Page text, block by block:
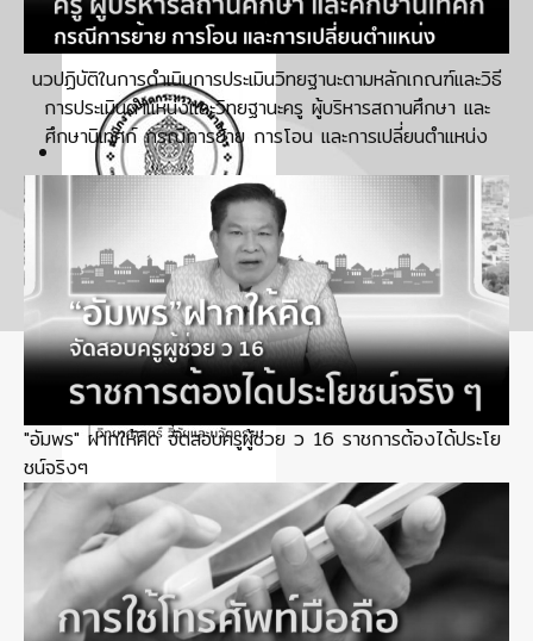
นวปฏิบัติในการดําเนินการประเมินวิทยฐานะตามหลักเกณฑ์และวิธี
การประเมินตําแหน่งและวิทยฐานะครู ผู้บริหารสถานศึกษา และ
ศึกษานิเทศก์ กรณีการย้าย การโอน และการเปลี่ยนตําแหน่ง
"อัมพร" ฝากให้คิด จัดสอบครูผู้ช่วย ว 16 ราชการต้องได้ประโย
ชน์จริงๆ